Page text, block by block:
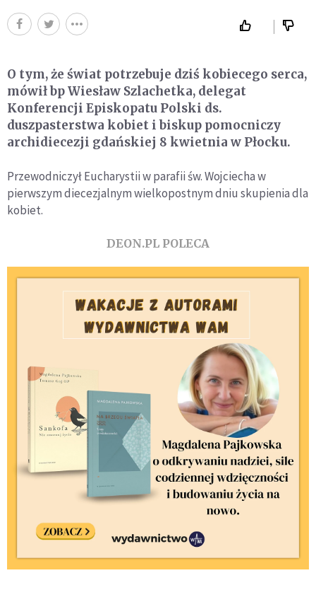
O tym, że świat potrzebuje dziś kobiecego serca,
mówił bp Wiesław Szlachetka, delegat
Konferencji Episkopatu Polski ds.
duszpasterstwa kobiet i biskup pomocniczy
archidiecezji gdańskiej 8 kwietnia w Płocku.
Przewodniczył Eucharystii w parafii św. Wojciecha w
pierwszym diecezjalnym wielkopostnym dniu skupienia dla
kobiet.
DEON.PL POLECA